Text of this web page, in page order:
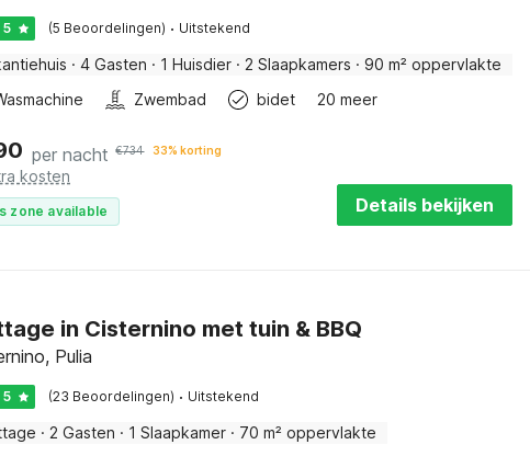
5 (5 Beoordelingen) · Uitstekend
· 4 Gasten · 1 Huisdier · 2 Slaapkamers · 90 m² oppervlakte
Zwembad bidet 20 meer
per nacht €734 33% korting
kosten
zone available Details bekijken
in Cisternino met tuin & BBQ
Pulia
5 (23 Beoordelingen) · Uitstekend
· 2 Gasten · 1 Slaapkamer · 70 m² oppervlakte